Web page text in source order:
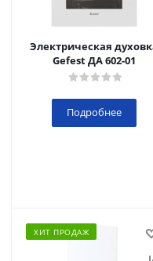
Электрическая
Gefest ДА 602-01
Подробнее
ХИТ ПРОДАЖ